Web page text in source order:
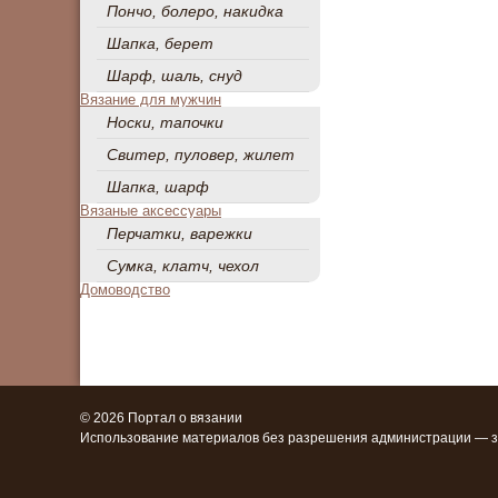
Пончо, болеро, накидка
Шапка, берет
Шарф, шаль, снуд
Вязание для мужчин
Носки, тапочки
Свитер, пуловер, жилет
Шапка, шарф
Вязаные аксессуары
Перчатки, варежки
Сумка, клатч, чехол
Домоводство
© 2026 Портал о вязании
Использование материалов без разрешения администрации —